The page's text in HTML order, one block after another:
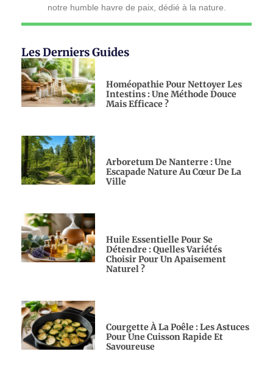
notre humble havre de paix, dédié à la nature.
Les Derniers Guides
Homéopathie Pour Nettoyer Les
Intestins : Une Méthode Douce
Mais Efficace ?
Arboretum De Nanterre : Une
Escapade Nature Au Cœur De La
Ville
Huile Essentielle Pour Se
Détendre : Quelles Variétés
Choisir Pour Un Apaisement
Naturel ?
Courgette À La Poêle : Les Astuces
Pour Une Cuisson Rapide Et
Savoureuse